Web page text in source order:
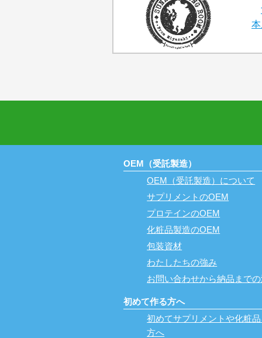
OEM（受託製造）
OEM（受託製造）について
サプリメントのOEM
プロテインのOEM
化粧品製造のOEM
包装資材
わたしたちの強み
お問い合わせから納品まで
初めて作る方へ
初めてサプリメントや化粧品
方へ